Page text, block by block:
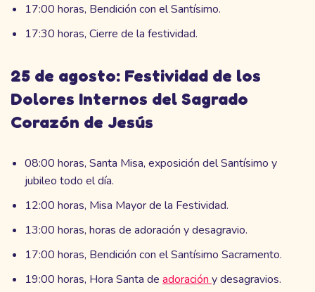
17:00 horas, Bendición con el Santísimo.
17:30 horas, Cierre de la festividad.
25 de agosto: Festividad de los
Dolores Internos del Sagrado
Corazón de Jesús
08:00 horas, Santa Misa, exposición del Santísimo y
jubileo todo el día.
12:00 horas, Misa Mayor de la Festividad.
13:00 horas, horas de adoración y desagravio.
17:00 horas, Bendición con el Santísimo Sacramento.
19:00 horas, Hora Santa de adoración y desagravios.